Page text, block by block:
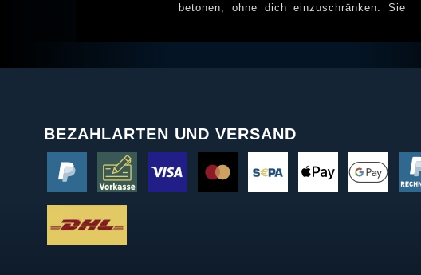
betonen, ohne dich einzuschränken. Sie
BEZAHLARTEN UND VERSAND